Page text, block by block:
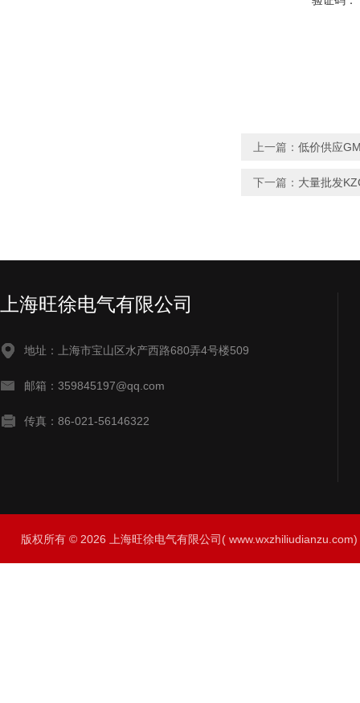
上一篇： 低价供应
下一篇： 大量批发
上海旺徐电气有限公司
地址：上海市宝山区水产西路680弄4号楼509
邮箱：359845197@qq.com
传真：86-021-56146322
版权所有 © 2026 上海旺徐电气有限公司(